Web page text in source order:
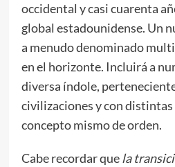
occidental y casi cuarenta
global estadounidense. Un
a menudo denominado
en el horizonte. Incluirá a
diversa índole,
civilizaciones y con distintas
concepto mismo de orden.
Cabe recordar quela